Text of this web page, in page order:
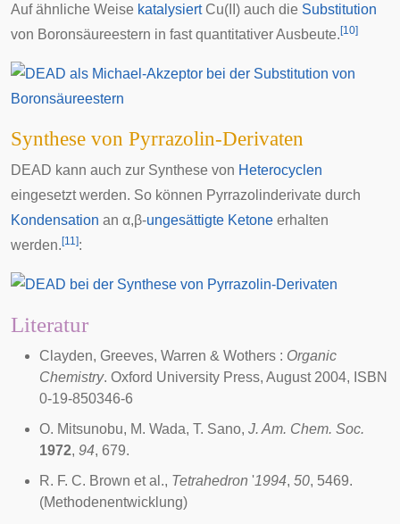
Auf ähnliche Weise katalysiertCu(II) auch die Substitution
von Boronsäureestern in fast quantitativer Ausbeute.[10]
Synthese von Pyrrazolin-Derivaten
DEAD kann auch zur Synthese von Heterocyclen
eingesetzt werden. So können Pyrrazolinderivate durch
Kondensation an α,β-ungesättigte Ketone erhalten
werden.[11 ]:
Literatur
Clayden, Greeves, Warren & Wothers : Organic
Chemistry. Oxford University Press, August 2004, ISBN
0-19-850346-6
O. Mitsunobu, M. Wada, T. Sano, J. Am. Chem. Soc.
1972, 94, 679.
R. F. C. Brown et al., Tetrahedron '1994, 50, 5469.
(Methodenentwicklung)